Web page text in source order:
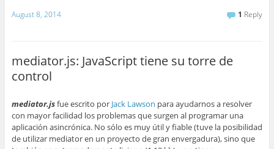
August 8, 2014 1 Reply
mediator.js: JavaScript tiene su torre de
control
mediator.jsfue escrito por Jack Lawson para ayudarnos a resolver
con mayor facilidad los problemas que surgen al programar una
aplicación asincrónica. No sólo es muy útil y fiable (tuve la posibilidad
de utilizar mediator en un proyecto de gran envergadura), sino que